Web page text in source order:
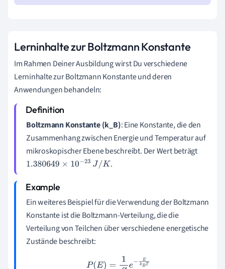
Lerninhalte zur Boltzmann Konstante
Im Rahmen Deiner Ausbildung wirst Du verschiedene
Lerninhalte zur Boltzmann Konstante und deren
Anwendungen behandeln:
Boltzmann Konstante (k_B): Eine Konstante, die den
Zusammenhang zwischen Energie und Temperatur auf
mikroskopischer Ebene beschreibt. Der Wert beträgt
1.380649× 10−23J/K .
Ein weiteres Beispiel für die Verwendung der Boltzmann
Konstante ist die Boltzmann-Verteilung, die die
Verteilung von Teilchen über verschiedene energetische
Zustände beschreibt:
P(E) =1Z e−EkBT